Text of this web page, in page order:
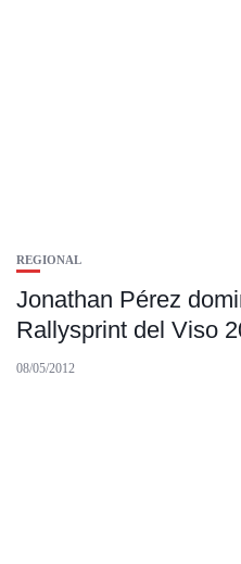
REGIONAL
Jonathan Pérez
Rallysprint del Viso
08/05/2012